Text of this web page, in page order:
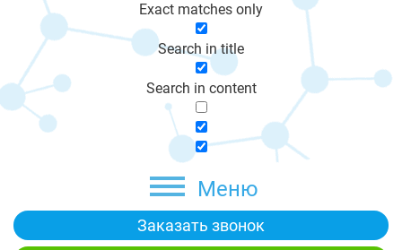
Exact matches only
Search in title
Search in content
Меню
Заказать звонок